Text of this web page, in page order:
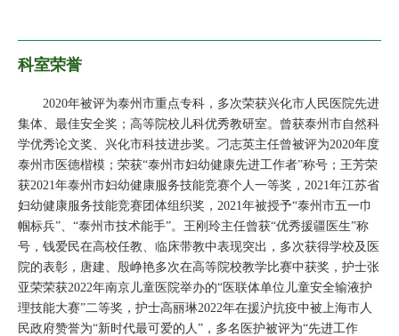
科室荣誉
2020年被评为泰州市重点专科，多次荣获兴化市人民医院先进
集体、最佳安全奖；高等院校儿科优秀教研室。曾获泰州市自然科
学优秀论文奖、兴化市科技进步奖。刁志英主任曾被评为2020年度
泰州市医德楷模；荣获“泰州市妇幼健康先进工作者”称号；王芳荣
获2021年泰州市妇幼健康服务技能竞赛个人一等奖，2021年江苏省
妇幼健康服务技能竞赛团体组织奖，2021年被授予“泰州市五一巾
帼标兵”、“泰州市技术能手”。王刚玲主任曾获“优秀援疆医生”称
号，钱爱民在高校任教、临床带教中表现突出，多次获得学校及医
院的表彰，唐建、殷峥艳多次在高等院校教学比赛中获奖，护士张
亚荣荣获2022年南京儿童医院举办的“医联体单位儿童安全输液护
理技能大赛”二等奖，护士高丽琳2022年在援沪抗疫中被上海市人
民政府赞誉为“新时代最可爱的人”，多名医护被评为“先进工作